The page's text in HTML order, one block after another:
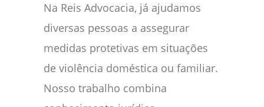
Na Reis Advocacia, já ajudamos
diversas pessoas a assegurar
medidas protetivas em situações
de violência doméstica ou familiar.
Nosso trabalho combina